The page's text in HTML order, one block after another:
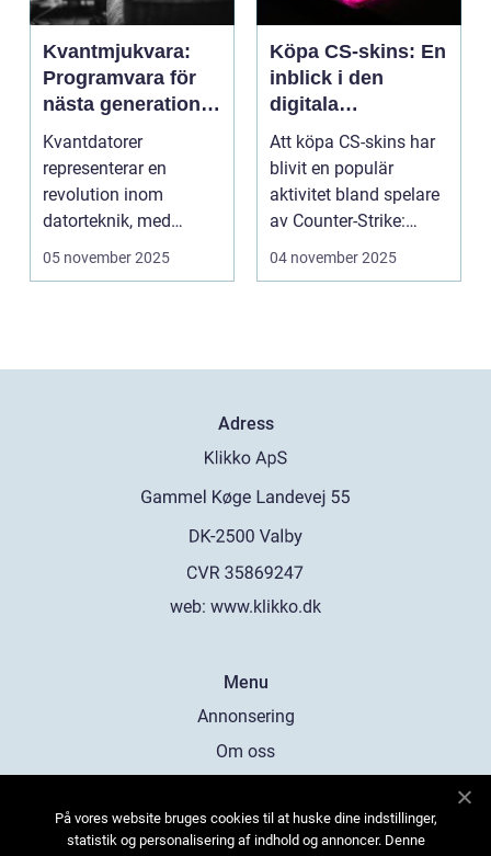
Kvantmjukvara:
Programvara för
nästa generations
datorer
Kvantdatorer
representerar en
revolution inom
datorteknik, med
kapacitet att lösa
05 november 2025
Köpa CS-skins: En
inblick i den
digitala
handelsvärlden
Att köpa CS-skins har
blivit en populär
aktivitet bland spelare
av Counter-Strike:
Global ...
04 november 2025
Adress
web: www.klikko.dk
Menu
Annonsering
Om oss
Kontakta oss
På vores website bruges cookies til at huske dine indstillinger,
statistik og personalisering af indhold og annoncer. Denne